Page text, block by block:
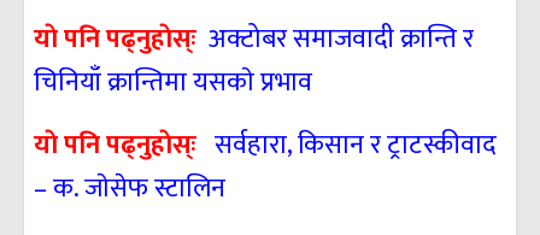
याे पनि पढ्नुहाेस्ः अक्टोबर समाजवादी क्रान्ति र
चिनियाँ क्रान्तिमा यसकाे प्रभाव
याे पनि पढ्नुहाेस्ः सर्वहारा, किसान र ट्राटस्कीवाद
– क. जाेसेफ स्टालिन